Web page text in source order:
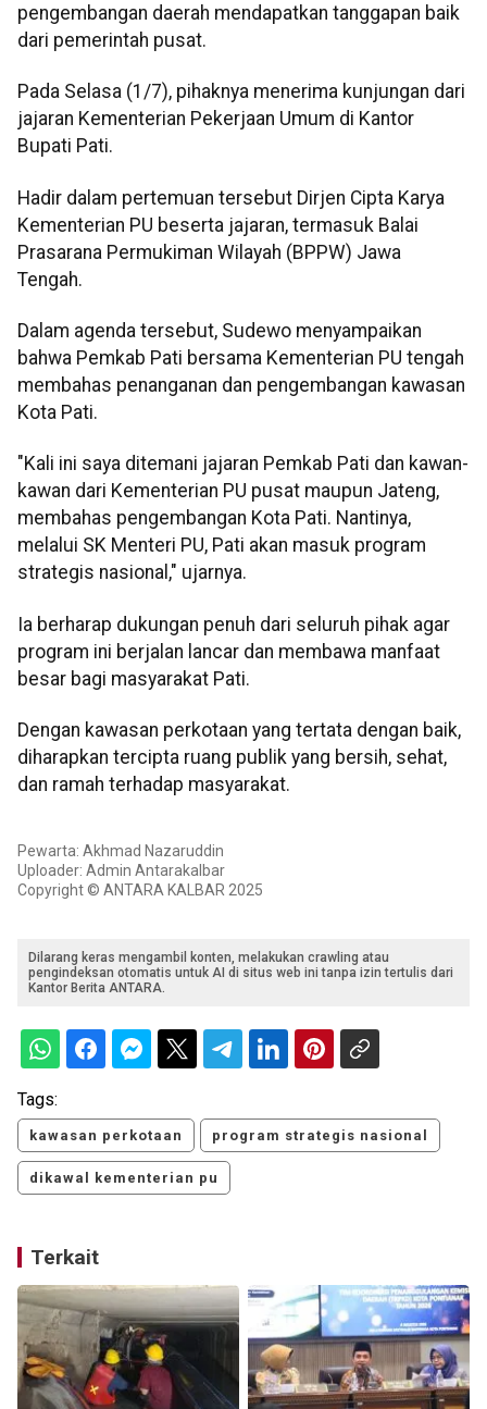
pengembangan daerah mendapatkan tanggapan baik
dari pemerintah pusat.
Pada Selasa (1/7), pihaknya menerima kunjungan dari
jajaran Kementerian Pekerjaan Umum di Kantor
Bupati Pati.
Hadir dalam pertemuan tersebut Dirjen Cipta Karya
Kementerian PU beserta jajaran, termasuk Balai
Prasarana Permukiman Wilayah (BPPW) Jawa
Tengah.
Dalam agenda tersebut, Sudewo menyampaikan
bahwa Pemkab Pati bersama Kementerian PU tengah
membahas penanganan dan pengembangan kawasan
Kota Pati.
"Kali ini saya ditemani jajaran Pemkab Pati dan kawan-
kawan dari Kementerian PU pusat maupun Jateng,
membahas pengembangan Kota Pati. Nantinya,
melalui SK Menteri PU, Pati akan masuk program
strategis nasional," ujarnya.
Ia berharap dukungan penuh dari seluruh pihak agar
program ini berjalan lancar dan membawa manfaat
besar bagi masyarakat Pati.
Dengan kawasan perkotaan yang tertata dengan baik,
diharapkan tercipta ruang publik yang bersih, sehat,
dan ramah terhadap masyarakat.
Pewarta: Akhmad Nazaruddin
Uploader: Admin Antarakalbar
Copyright © ANTARA KALBAR 2025
Dilarang keras mengambil konten, melakukan crawling atau
pengindeksan otomatis untuk AI di situs web ini tanpa izin tertulis dari
Kantor Berita ANTARA.
Tags:
kawasan perkotaan program strategis nasional
dikawal kementerian pu
Terkait